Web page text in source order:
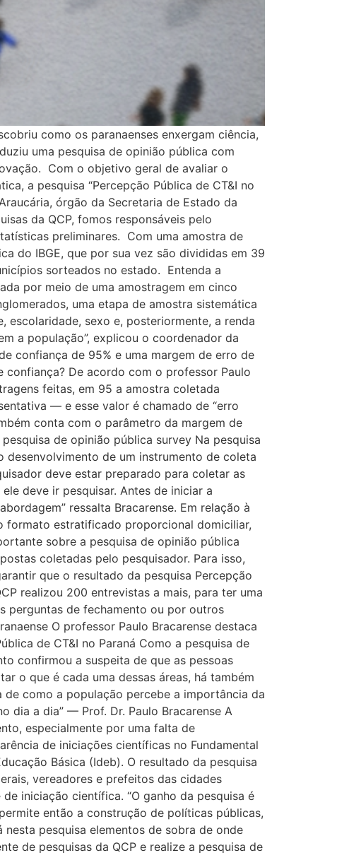
como os paranaenses enxergam ciência,
uma pesquisa de opinião pública com
Com o objetivo geral de avaliar o
a pesquisa “Percepção Pública de CT&I no
órgão da Secretaria de Estado da
da QCP, fomos responsáveis pelo
preliminares. Com uma amostra de
do IBGE, que por sua vez são divididas em 39
sorteados no estado. Entenda a
por meio de uma amostragem em cinco
uma etapa de amostra sistemática
sexo e, posteriormente, a renda
a população”, explicou o coordenador da
confiança de 95% e uma margem de erro de
De acordo com o professor Paulo
feitas, em 95 a amostra coletada
— e esse valor é chamado de “erro
conta com o parâmetro da margem de
de opinião pública survey Na pesquisa
de um instrumento de coleta
deve estar preparado para coletar as
deve ir pesquisar. Antes de iniciar a
ressalta Bracarense. Em relação à
formato estratificado proporcional domiciliar,
sobre a pesquisa de opinião pública
coletadas pelo pesquisador. Para isso,
que o resultado da pesquisa Percepção
realizou 200 entrevistas a mais, para ter uma
perguntas de fechamento ou por outros
O professor Paulo Bracarense destaca
de CT&I no Paraná Como a pesquisa de
confirmou a suspeita de que as pessoas
o que é cada uma dessas áreas, há também
como a população percebe a importância da
dia a dia” — Prof. Dr. Paulo Bracarense A
especialmente por uma falta de
de iniciações científicas no Fundamental
Básica (Ideb). O resultado da pesquisa
vereadores e prefeitos das cidades
iniciação científica. “O ganho da pesquisa é
então a construção de políticas públicas,
pesquisa elementos de sobra de onde
de pesquisas da QCP e realize a pesquisa de